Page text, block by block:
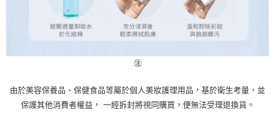
㊟
由於美容保養品、保健食品等屬於個人美妝護理用品，基於衛生考量，並
保護其他消費者權益， 一經拆封將視同購買，便無法受理退換貨。